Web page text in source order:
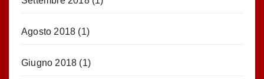
Agosto 2018 (1)
Giugno 2018 (1)